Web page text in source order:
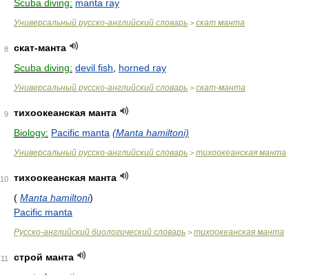
Scuba diving: manta ray
Универсальный русско-английский словарь > скат манта
8
скат-манта
Scuba diving: devil fish horned ray
Универсальный русско-английский словарь > скат-манта
9
тихоокеанская манта
Biology: Pacific manta (Manta hamiltoni)
Универсальный русско-английский словарь > тихоокеанская манта
10
тихоокеанская манта
( Manta hamiltoni)
Pacific manta
Русско-английский биологический словарь > тихоокеанская манта
11
строй манта